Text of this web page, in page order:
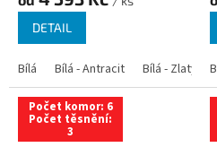
DETAIL
Bílá Bílá - Antracit Bílá - Zlatý
Počet komor: 6
Počet těsnění:
3